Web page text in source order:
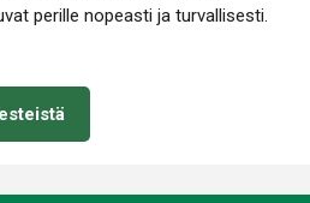
perille nopeasti ja turvallisesti.